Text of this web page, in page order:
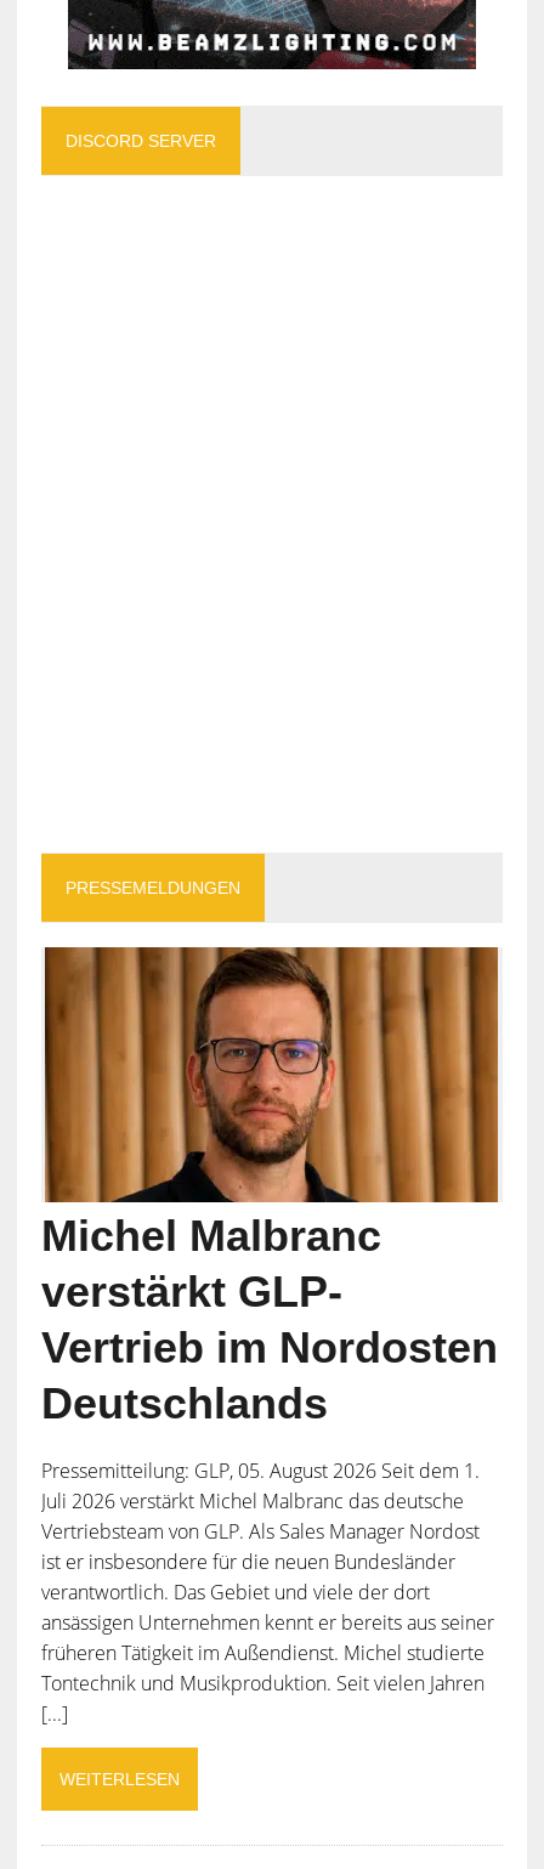
DISCORD SERVER
PRESSEMELDUNGEN
Michel Malbranc
verstärkt GLP-
Vertrieb im Nordosten
Deutschlands
Pressemitteilung: GLP, 05. August 2026 Seit dem 1.
Juli 2026 verstärkt Michel Malbranc das deutsche
Vertriebsteam von GLP. Als Sales Manager Nordost
ist er insbesondere für die neuen Bundesländer
verantwortlich. Das Gebiet und viele der dort
ansässigen Unternehmen kennt er bereits aus seiner
früheren Tätigkeit im Außendienst. Michel studierte
Tontechnik und Musikproduktion. Seit vielen Jahren
[...]
WEITERLESEN